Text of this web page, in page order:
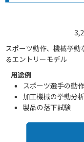
スポーツ動作、機械挙
るエントリーモデル
用途例
スポーツ選手の動
加工機械の挙動分析
製品の落下試験